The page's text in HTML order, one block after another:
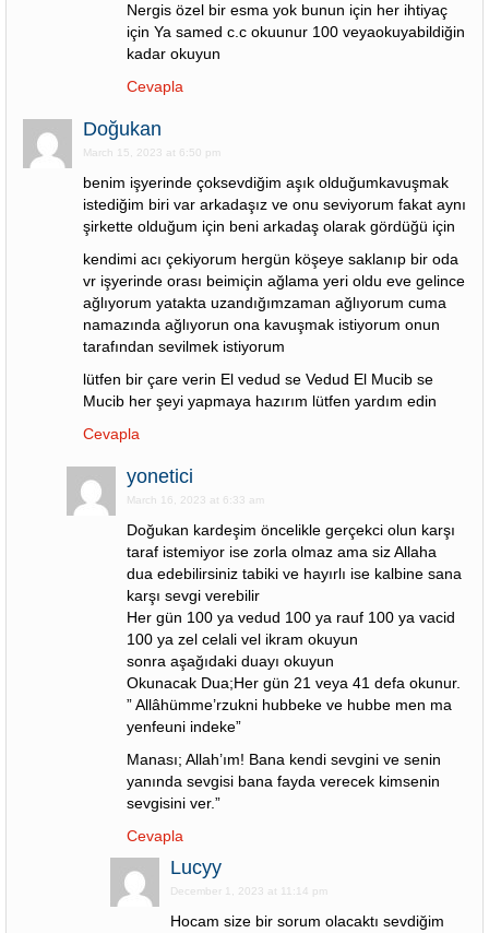
Nergis özel bir esma yok bunun için her ihtiyaç
için Ya samed c.c okuunur 100 veyaokuyabildiğin
kadar okuyun
Cevapla
Doğukan
March 15, 2023 at 6:50 pm
benim işyerinde çoksevdiğim aşık olduğumkavuşmak
istediğim biri var arkadaşız ve onu seviyorum fakat aynı
şirkette olduğum için beni arkadaş olarak gördüğü için
kendimi acı çekiyorum hergün köşeye saklanıp bir oda
vr işyerinde orası beimiçin ağlama yeri oldu eve gelince
ağlıyorum yatakta uzandığımzaman ağlıyorum cuma
namazında ağlıyorun ona kavuşmak istiyorum onun
tarafından sevilmek istiyorum
lütfen bir çare verin El vedud se Vedud El Mucib se
Mucib her şeyi yapmaya hazırım lütfen yardım edin
Cevapla
yonetici
March 16, 2023 at 6:33 am
Doğukan kardeşim öncelikle gerçekci olun karşı
taraf istemiyor ise zorla olmaz ama siz Allaha
dua edebilirsiniz tabiki ve hayırlı ise kalbine sana
karşı sevgi verebilir
Her gün 100 ya vedud 100 ya rauf 100 ya vacid
100 ya zel celali vel ikram okuyun
sonra aşağıdaki duayı okuyun
Okunacak Dua;Her gün 21 veya 41 defa okunur.
” Allâhümme’rzukni hubbeke ve hubbe men ma
yenfeuni indeke”
Manası; Allah’ım! Bana kendi sevgini ve senin
yanında sevgisi bana fayda verecek kimsenin
sevgisini ver.”
Cevapla
Lucyy
December 1, 2023 at 11:14 pm
Hocam size bir sorum olacaktı sevdiğim